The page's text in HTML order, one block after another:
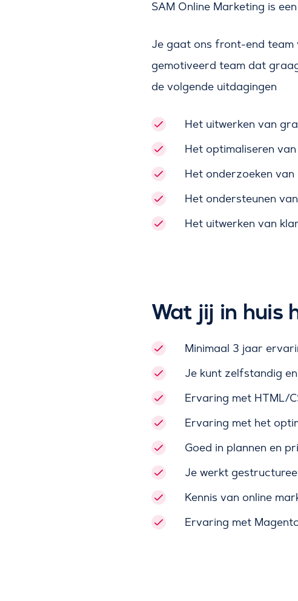
SAM Online Marketing is
Je gaat ons front-end team
gemotiveerd team dat
de volgende uitdagingen
Het uitwerken van
Het optimaliseren
Het onderzoeken
Het ondersteunen
Het uitwerken van
Wat jij in huis
Minimaal 3 jaar
Je kunt zelfstandig
Ervaring met HTML/
Ervaring met het
Goed in plannen en
Je werkt
Kennis van online
Ervaring met